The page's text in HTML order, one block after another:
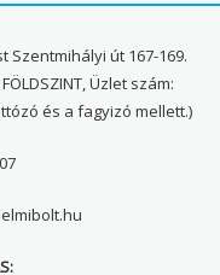
Szentmihályi út 167-169.
Üzlet szám:
és a fagyizó mellett.)